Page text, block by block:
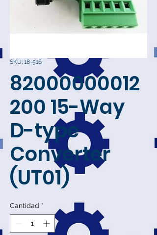
SKU: 18-516
82000000012
200 15-Way
D-type
Converter
(UT01)
Cantidad *